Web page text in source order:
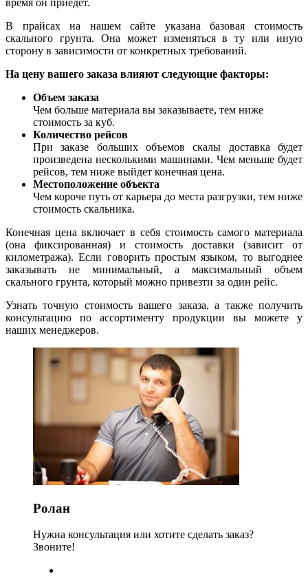
В прайсах на нашем сайте указана базовая стоимость
скального грунта. Она может изменяться в ту или иную
сторону в зависимости от конкретных требований.
На цену вашего заказа влияют следующие факторы:
Объем заказа
Чем больше материала вы заказываете, тем ниже
стоимость за куб.
Количество рейсов
При заказе больших объемов скалы доставка будет
произведена несколькими машинами. Чем меньше будет
рейсов, тем ниже выйдет конечная цена.
Местоположение объекта
Чем короче путь от карьера до места разгрузки, тем ниже
стоимость скальника.
Конечная цена включает в себя стоимость самого материала
(она фиксированная) и стоимость доставки (зависит от
километража). Если говорить простым языком, то выгоднее
заказывать не минимальный, а максимальный объем
скального грунта, который можно привезти за один рейс.
Узнать точную стоимость вашего заказа, а также получить
консультацию по ассортименту продукции вы можете у
наших менеджеров.
Ролан
Нужна консультация или хотите сделать заказ?
Звоните!